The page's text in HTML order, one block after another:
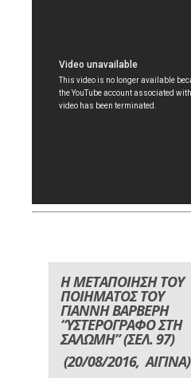
Η ΜΕΤΑΠΟΙΗΣΗ ΤΟΥ
ΠΟΙΗΜΑΤΟΣ ΤΟΥ
ΓΙΑΝΝΗ ΒΑΡΒΕΡΗ
“ΥΣΤΕΡΟΓΡΑΦΟ ΣΤΗ
ΣΑΛΩΜΗ” (ΣΕΛ. 97)
(20/08/2016, ΑΙΓΙΝΑ)